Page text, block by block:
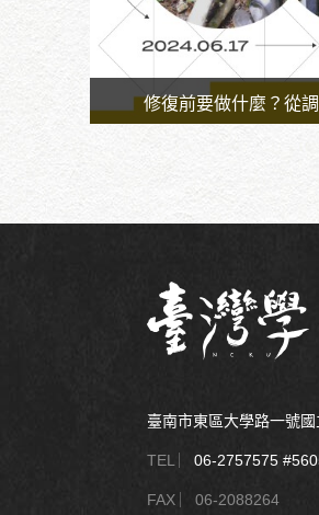
修復前要做什麼？從
臺南市東區大學路一號
TEL ︳06-2757575
FAX ︳06-2088264